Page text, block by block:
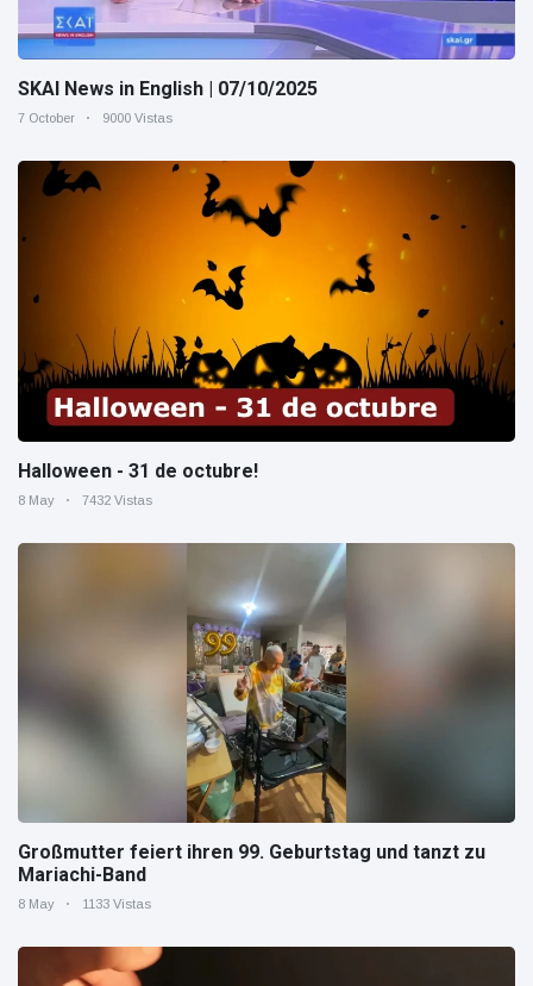
SKAI News in English | 07/10/2025
7 October 9000 Vistas
Halloween - 31 de octubre!
8 May 7432 Vistas
Großmutter feiert ihren 99. Geburtstag und tanzt zu
Mariachi-Band
8 May 1133 Vistas